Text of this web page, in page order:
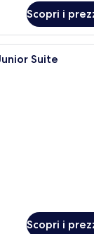
Scopri i
Una camera
Suite
Scopri i